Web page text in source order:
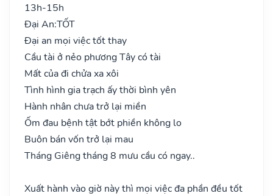
13h-15h
Đại An:TỐT
Đại an mọi việc tốt thay
Cầu tài ở nẻo phương Tây có tài
Mất của đi chửa xa xôi
Tình hình gia trạch ấy thời bình yên
Hành nhân chưa trở lại miền
Ốm đau bệnh tật bớt phiền không lo
Buôn bán vốn trở lại mau
Tháng Giêng tháng 8 mưu cầu có ngay..
Xuất hành vào giờ này thì mọi việc đa phần đều tốt